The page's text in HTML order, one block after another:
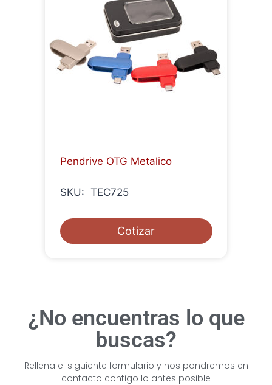
Pendrive OTG Metalico
SKU: TEC725
Cotizar
¿No encuentras lo que
buscas?
Rellena el siguiente formulario y nos pondremos en
contacto contigo lo antes posible